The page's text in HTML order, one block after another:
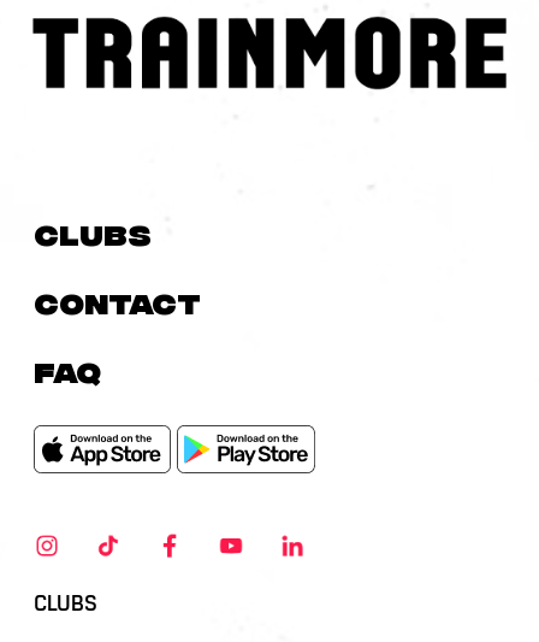
Clubs
Contact
FAQ
CLUBS